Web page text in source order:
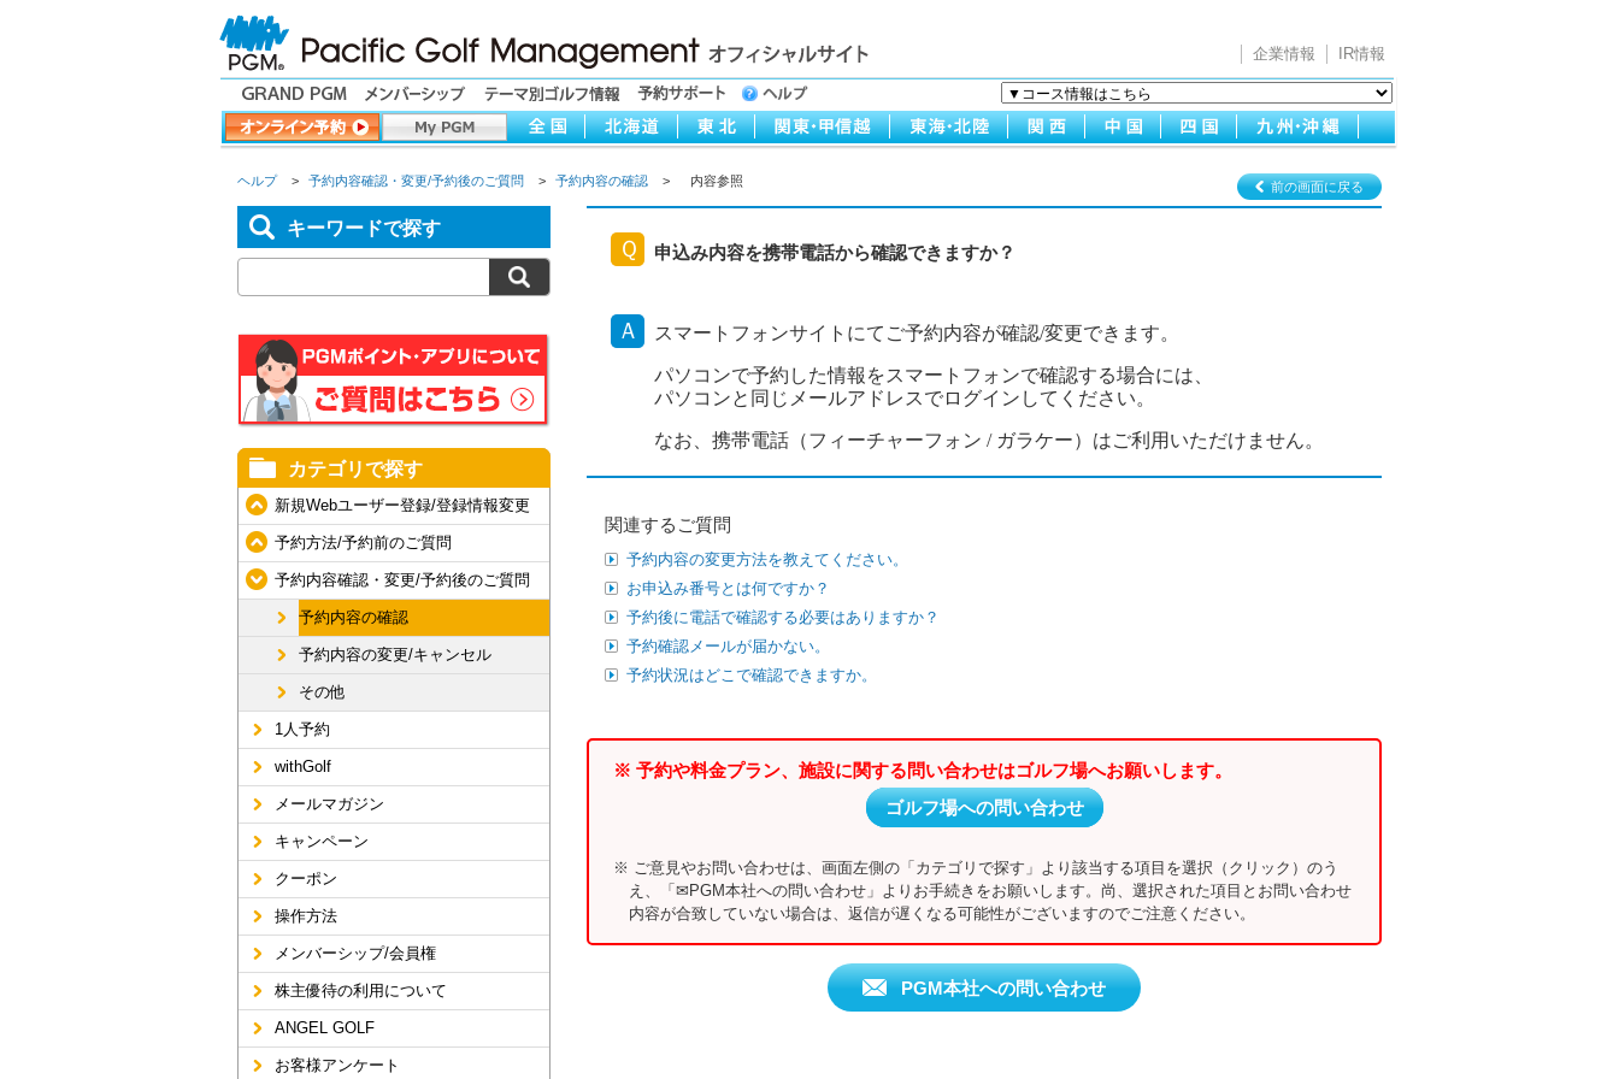
企業情報 IR情報
ヘルプ > 予約内容確認・変更/予約後のご質問 > 予約内容の確認 > 内容参照 前の画面に戻る
キーワードで探す
カテゴリで探す
新規Webユーザー登録/登録情報変更
予約方法/予約前のご質問
予約内容確認・変更/予約後のご質問
予約内容の確認
予約内容の変更/キャンセル
その他
1人予約
withGolf
メールマガジン
キャンペーン
クーポン
操作方法
メンバーシップ/会員権
株主優待の利用について
ANGEL GOLF
お客様アンケート
Ｑ 申込み内容を携帯電話から確認できますか？
Ａ スマートフォンサイトにてご予約内容が確認/変更できます。
パソコンで予約した情報をスマートフォンで確認する場合には、
パソコンと同じメールアドレスでログインしてください。
なお、携帯電話（フィーチャーフォン / ガラケー）はご利用いただけません。
関連するご質問
予約内容の変更方法を教えてください。
お申込み番号とは何ですか？
予約後に電話で確認する必要はありますか？
予約確認メールが届かない。
予約状況はどこで確認できますか。
※ 予約や料金プラン、施設に関する問い合わせはゴルフ場へお願いします。
ゴルフ場への問い合わせ
※ ご意見やお問い合わせは、画面左側の「カテゴリで探す」より該当する項目を選択（クリック）のう
え、「✉PGM本社への問い合わせ」よりお手続きをお願いします。尚、選択された項目とお問い合わせ
内容が合致していない場合は、返信が遅くなる可能性がございますのでご注意ください。
PGM本社への問い合わせ